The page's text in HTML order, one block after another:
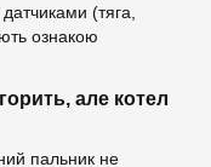
(тяга,
ознакою
але котел
пальник не